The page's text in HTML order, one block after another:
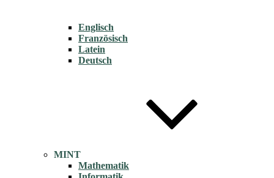
Englisch
Französisch
Latein
Deutsch
MINT
Mathematik